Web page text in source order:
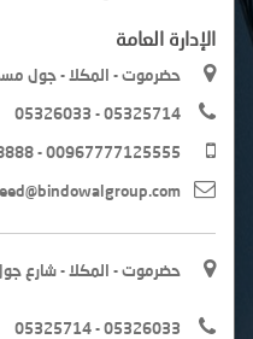
الإدارة العامة
حضرموت - المكلا - جول
05326033 - 05325714
- 00967777125555
حضرموت - المكلا - شارع
05325714 - 05326033